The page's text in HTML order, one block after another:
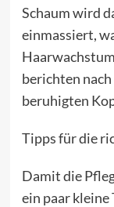
Schaum wird
einmassiert,
berichten
beruhigten
Tipps für die
Damit die
ein paar